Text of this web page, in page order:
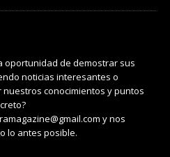
oportunidad de demostrar sus
noticias interesantes o
conocimientos y puntos
y nos
lo antes posible.